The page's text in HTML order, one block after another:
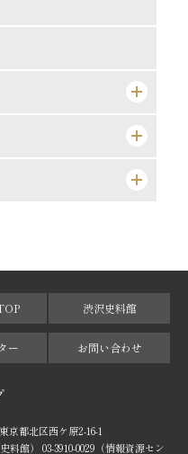
渋沢史料館
ー お問い合わせ
京都北区西ケ原2-16-1
料館） 03-3910-0029（情報資源セン